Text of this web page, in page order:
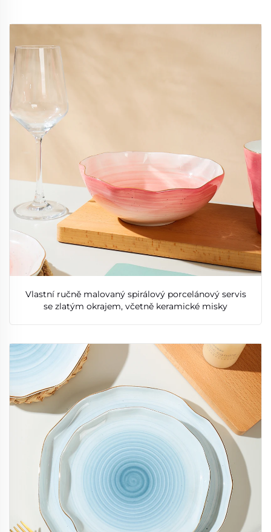
Vlastní ručně malovaný spirálový porcelánový servis
se zlatým okrajem, včetně keramické misky